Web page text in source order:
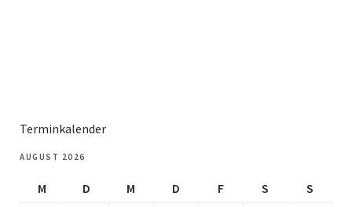
Terminkalender
AUGUST 2026
M D M D F S
S